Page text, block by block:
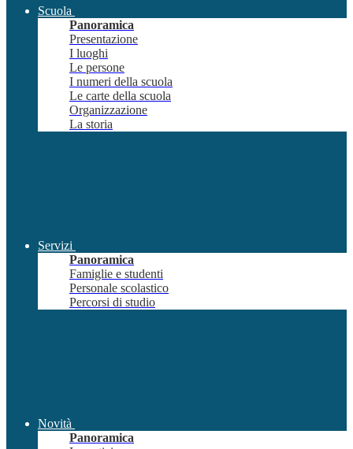
Scuola
Panoramica
Presentazione
I luoghi
Le persone
I numeri della scuola
Le carte della scuola
Organizzazione
La storia
Servizi
Panoramica
Famiglie e studenti
Personale scolastico
Percorsi di studio
Novità
Panoramica